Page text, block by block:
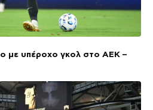
με υπέροχο γκολ στο ΑΕΚ –